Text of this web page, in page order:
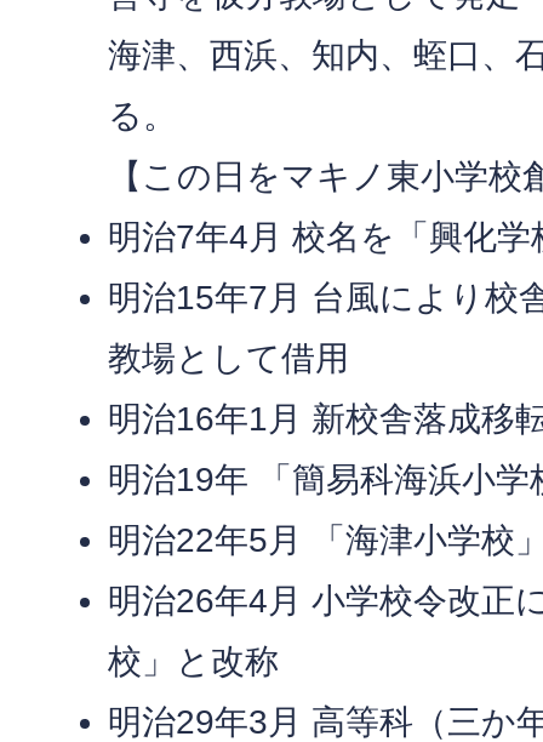
海津、西浜、知内、蛭口、
る。
【この日をマキノ東小学
明治7年4月 校名を「興化学
明治15年7月 台風により校
教場として借用
明治16年1月 新校舎落成移
明治19年 「簡易科海浜小学
明治22年5月 「海津小学校
明治26年4月 小学校令改正
校」と改称
明治29年3月 高等科（三か